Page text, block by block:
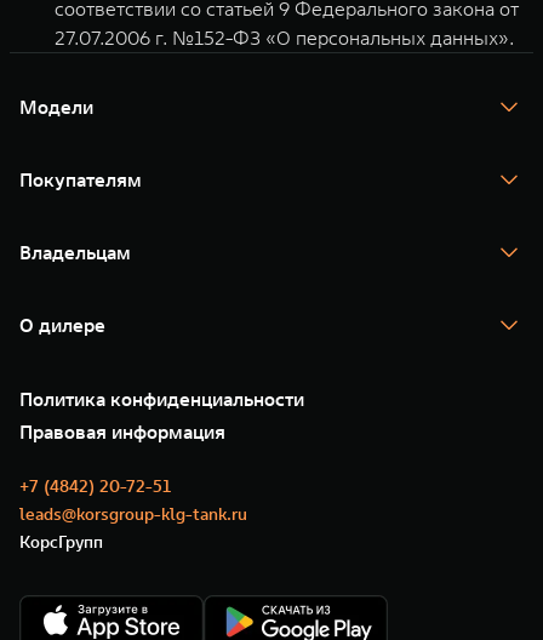
соответствии со статьей 9 Федерального закона от
27.07.2006 г. №152-ФЗ «О персональных данных».
Модели
TANK 400
TANK 500
Покупателям
Тест-драйв
TANK Финансы
Корпоративным клиентам
Зарядные станции
Владельцам
Помощь на дороге
Новые цифровые сервисы TANK
Сервис
Нулевое ТО
Моторные масла
О дилере
35 лет GWM
GWM ТЕХ ДЕНЬ
Новости
Политика конфиденциальности
Правовая информация
+7 (4842) 20-72-51
leads@korsgroup-klg-tank.ru
КорсГрупп